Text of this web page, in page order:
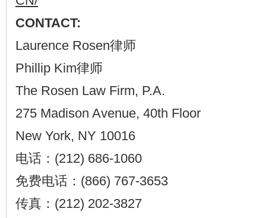
CONTACT:
Laurence Rosen律师
Phillip Kim律师
The Rosen Law Firm, P.A.
275 Madison Avenue, 40th Floor
New York, NY 10016
电话：(212) 686-1060
免费电话：(866) 767-3653
传真：(212) 202-3827